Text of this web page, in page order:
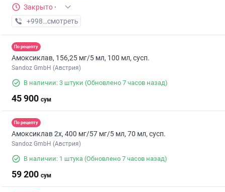
Закрыто ·
+998 (99) XXX-XX-XX
смотреть
По рецепту
Амоксиклав, 156,25 мг/5 мл, 100 мл, сусп.
Sandoz GmbH (Австрия)
В наличии: 3 штуки (Обновлено 7 часов назад)
45 900 сум
По рецепту
Амоксиклав 2х, 400 мг/57 мг/5 мл, 70 мл, сусп.
Sandoz GmbH (Австрия)
В наличии: 1 штука (Обновлено 7 часов назад)
59 200 сум